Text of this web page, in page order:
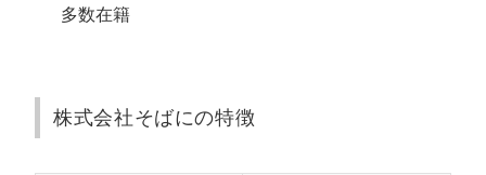
多数在籍
株式会社そばにの特徴